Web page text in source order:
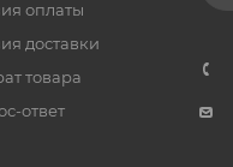
оплаты
доставки
товара
ответ